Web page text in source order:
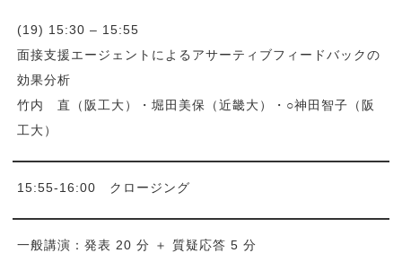
(19) 15:30 – 15:55
面接支援エージェントによるアサーティブフィードバックの
効果分析
竹内 直（阪工大）・堀田美保（近畿大）・○神田智子（阪
工大）
15:55-16:00 クロージング
一般講演：発表 20 分 ＋ 質疑応答 5 分